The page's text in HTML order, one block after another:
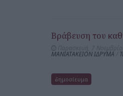
Βράβευση του
ΜΑΝΙΑΤΑΚΕΙΟΝ ΙΔΡΥΜΑ
δημοσίευμα